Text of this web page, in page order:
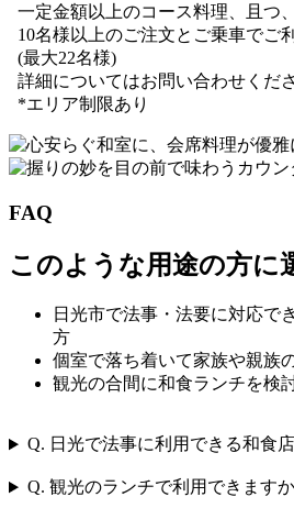
一定金額以上のコース料理、且つ、
10名様以上のご注文とご乗車でご
(最大22名様)
詳細についてはお問い合わせくださ
*エリア制限あり
FAQ
このような用途の方に
日光市で法事・法要に対応で
方
個室で落ち着いて家族や親族
観光の合間に和食ランチを検
Q. 日光で法事に利用できる和食
Q. 観光のランチで利用できます